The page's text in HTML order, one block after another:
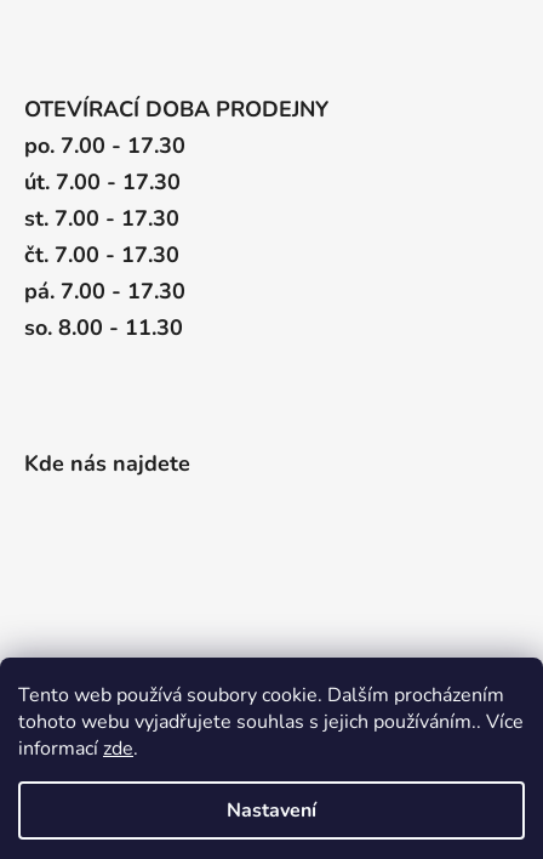
Tento web používá soubory cookie. Dalším procházením
tohoto webu vyjadřujete souhlas s jejich používáním.. Více
informacízde.
Nastavení
OTEVÍRACÍ DOBA PRODEJNY
po. 7.00 - 17.30
út. 7.00 - 17.30
st. 7.00 - 17.30
čt. 7.00 - 17.30
pá. 7.00 - 17.30
so. 8.00 - 11.30
Kde nás najdete